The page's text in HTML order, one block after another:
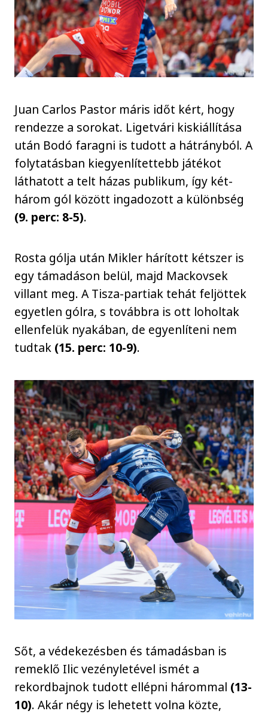
Juan Carlos Pastor máris időt kért, hogy
rendezze a sorokat. Ligetvári kiskiállítása
után Bodó faragni is tudott a hátrányból. A
folytatásban kiegyenlítettebb játékot
láthatott a telt házas publikum, így két-
három gól között ingadozott a különbség
(9. perc: 8-5).
Rosta gólja után Mikler hárított kétszer is
egy támadáson belül, majd Mackovsek
villant meg. A Tisza-partiak tehát feljöttek
egyetlen gólra, s továbbra is ott loholtak
ellenfelük nyakában, de egyenlíteni nem
tudtak (15. perc: 10-9).
Sőt, a védekezésben és támadásban is
remeklő Ilic vezényletével ismét a
rekordbajnok tudott ellépni hárommal (13-
10). Akár négy is lehetett volna közte,